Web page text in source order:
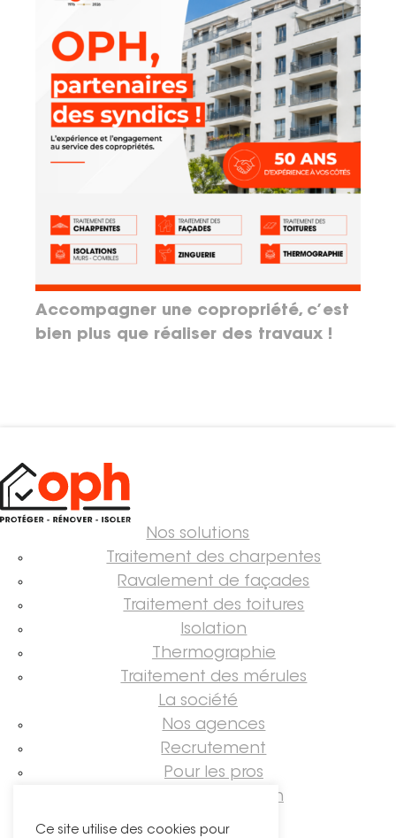
Accompagner une copropriété, c’est
bien plus que réaliser des travaux !
Nos solutions
Traitement des charpentes
Ravalement de façades
Traitement des toitures
Isolation
Thermographie
Traitement des mérules
La société
Nos agences
Recrutement
Pour les pros
Guide rénovation
Suivez-nous !
Ce site utilise des cookies pour